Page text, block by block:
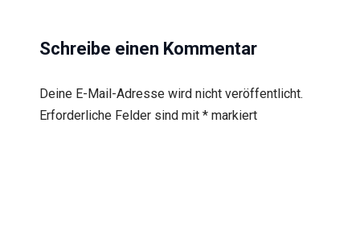
Schreibe einen Kommentar
Deine E-Mail-Adresse wird nicht veröffentlicht.
Erforderliche Felder sind mit *markiert